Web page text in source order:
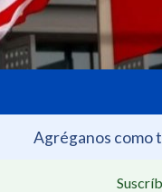
Agréganos como